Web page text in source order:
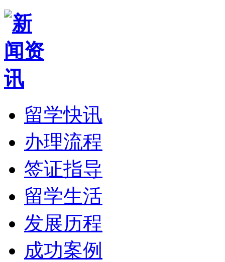
留学快讯
办理流程
签证指导
留学生活
发展历程
成功案例